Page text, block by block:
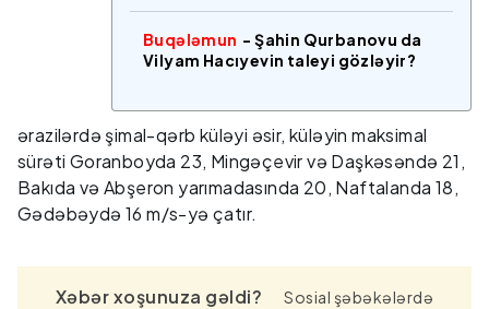
Buqələmun - Şahin Qurbanovu da
Vilyam Hacıyevin taleyi gözləyir?
ərazilərdə şimal-qərb küləyi əsir, küləyin maksimal
sürəti Goranboyda 23, Mingəçevir və Daşkəsəndə 21,
Bakıda və Abşeron yarımadasında 20, Naftalanda 18,
Gədəbəydə 16 m/s-yə çatır.
Xəbər xoşunuza gəldi?
Sosial şəbəkələrdə